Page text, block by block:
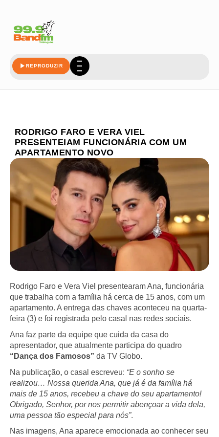
REPRODUZIR
RODRIGO FARO E VERA VIEL
PRESENTEIAM FUNCIONÁRIA COM UM
APARTAMENTO NOVO
Rodrigo Faro e Vera Viel presentearam Ana, funcionária
que trabalha com a família há cerca de 15 anos, com um
apartamento. A entrega das chaves aconteceu na quarta-
feira (3) e foi registrada pelo casal nas redes sociais.
Ana faz parte da equipe que cuida da casa do
apresentador, que atualmente participa do quadro
“Dança dos Famosos” da TV Globo.
Na publicação, o casal escreveu: “E o sonho se
realizou… Nossa querida Ana, que já é da família há
mais de 15 anos, recebeu a chave do seu apartamento!
Obrigado, Senhor, por nos permitir abençoar a vida dela,
uma pessoa tão especial para nós”.
Nas imagens, Ana aparece emocionada ao conhecer seu